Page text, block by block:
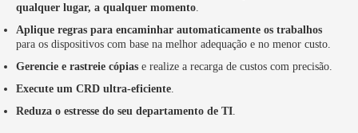
qualquer lugar, a qualquer momento
Aplique regras para encaminhar automaticamente os trabalhos
para os dispositivos com base na melhor adequação e no menor custo.
Gerencie e rastreie cópias e realize a recarga de custos com precisão.
Execute um CRD ultra-eficiente
Reduza o estresse do seu departamento de TI